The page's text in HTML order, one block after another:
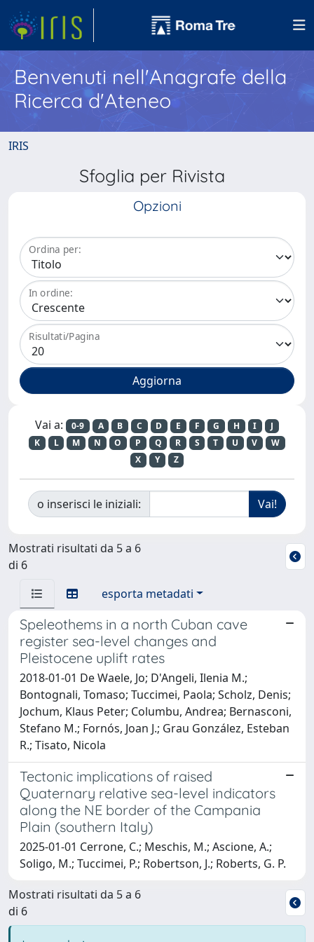
Benvenuti nell'Anagrafe della
Ricerca d'Ateneo
IRIS
Sfoglia per Rivista
Opzioni
Ordina per:
In ordine:
Risultati/Pagina
Vai a: 0-9 A B C D E F G H I
J
K
L M N O P Q R S T U V
W
X
Y Z
o inserisci le iniziali:
Mostrati risultati da 5 a 6
di 6
esporta metadati
Speleothems in a north Cuban cave
register sea-level changes and
Pleistocene uplift rates
2018-01-01 De Waele, Jo; D'Angeli, Ilenia M.;
Bontognali, Tomaso; Tuccimei, Paola; Scholz, Denis;
Jochum, Klaus Peter; Columbu, Andrea; Bernasconi,
Stefano M.; Fornós, Joan J.; Grau González, Esteban
R.; Tisato, Nicola
Tectonic implications of raised
Quaternary relative sea-level indicators
along the NE border of the Campania
Plain (southern Italy)
2025-01-01 Cerrone, C.; Meschis, M.; Ascione, A.;
Soligo, M.; Tuccimei, P.; Robertson, J.; Roberts, G. P.
Mostrati risultati da 5 a 6
di 6